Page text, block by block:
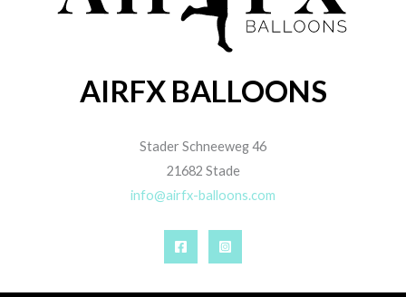
AIRFX BALLOONS
Stader Schneeweg 46
21682 Stade
info@airfx-balloons.com